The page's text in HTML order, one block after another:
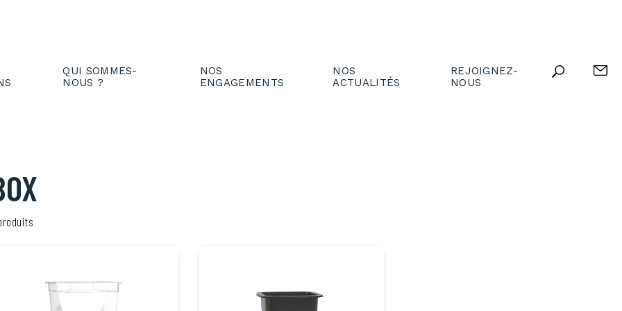
QUI SOMMES-
NOUS ?
NOS
ENGAGEMENTS
NOS
ACTUALITÉS
REJOIGNEZ-
NOUS